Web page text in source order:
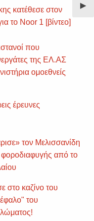
▶︎
κατέθεσε στον
το Noor 1 [βίντεο]
που
της ΕΛ.ΑΣ
ομοεθνείς
έρευνες
τον Μελισσανίδη
φοροδιαφυγής από το
στο καζίνο του
του